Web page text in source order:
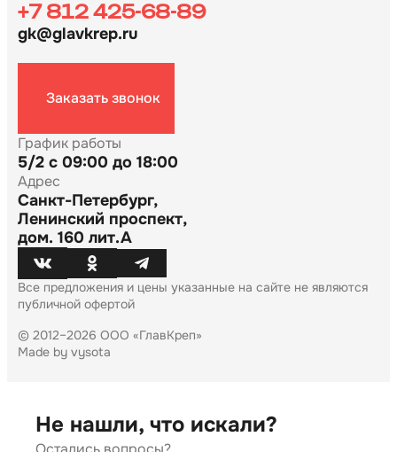
+7 812 425-68-89
gk@glavkrep.ru
Заказать звонок
График работы
5/2 с 09:00 до 18:00
Адрес
Санкт-Петербург,
Ленинский проспект,
дом. 160 лит.А
Все предложения и цены указанные на сайте не являются
публичной офертой
© 2012–2026 ООО «ГлавКреп»
Made by vysota
Не нашли, что искали?